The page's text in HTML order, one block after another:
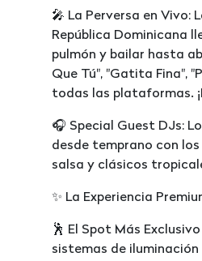
🎤 La Perversa en
República Dominicana
pulmón y bailar hasta
Que Tú", "Gatita Fina",
todas las plataformas.
🎧 Special Guest DJs:
desde temprano con
salsa y clásicos
✨ La Experiencia
🕺 El Spot Más
sistemas de